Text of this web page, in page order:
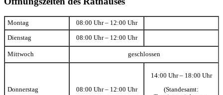
Montag 08:00 Uhr – 12:00 Uhr
Dienstag 08:00 Uhr – 12:00 Uhr
Mittwoch geschlossen
Donnerstag 08:00 Uhr – 12:00 Uhr
14:00 Uhr – 18:00 Uhr
(Standesamt: